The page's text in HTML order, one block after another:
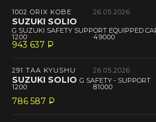
1002 ORIX KOBE 26.05.2026
SUZUKI SOLIO
G SUZUKI SAFETY SUPPORT EQUIPPED
1200 49000
943 637 P
--
291 TAA KYUSHU 26.05.2026
SUZUKI SOLIO G SAFETY - SUPPORT
1200 81000
786 587 P
--